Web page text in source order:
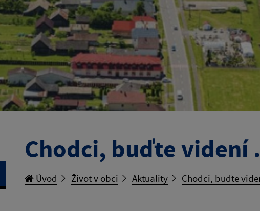
Chodci, buďte videní
Úvod Život v obci Aktuality Chodci, buďte